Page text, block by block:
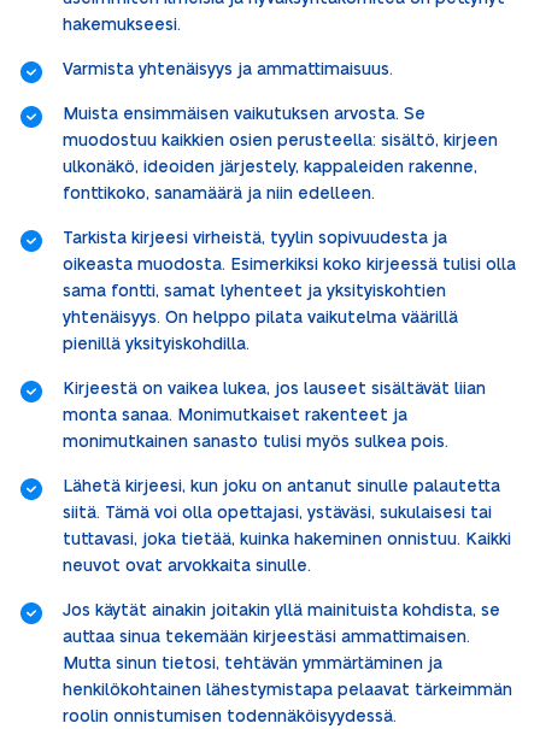
hakemukseesi.
Varmista yhtenäisyys ja ammattimaisuus.
Muista ensimmäisen vaikutuksen arvosta. Se
muodostuu kaikkien osien perusteella: sisältö, kirjeen
ulkonäkö, ideoiden järjestely, kappaleiden rakenne,
fonttikoko, sanamäärä ja niin edelleen.
Tarkista kirjeesi virheistä, tyylin sopivuudesta ja
oikeasta muodosta. Esimerkiksi koko kirjeessä tulisi olla
sama fontti, samat lyhenteet ja yksityiskohtien
yhtenäisyys. On helppo pilata vaikutelma väärillä
pienillä yksityiskohdilla.
Kirjeestä on vaikea lukea, jos lauseet sisältävät liian
monta sanaa. Monimutkaiset rakenteet ja
monimutkainen sanasto tulisi myös sulkea pois.
Lähetä kirjeesi, kun joku on antanut sinulle palautetta
siitä. Tämä voi olla opettajasi, ystäväsi, sukulaisesi tai
tuttavasi, joka tietää, kuinka hakeminen onnistuu. Kaikki
neuvot ovat arvokkaita sinulle.
Jos käytät ainakin joitakin yllä mainituista kohdista, se
auttaa sinua tekemään kirjeestäsi ammattimaisen.
Mutta sinun tietosi, tehtävän ymmärtäminen ja
henkilökohtainen lähestymistapa pelaavat tärkeimmän
roolin onnistumisen todennäköisyydessä.